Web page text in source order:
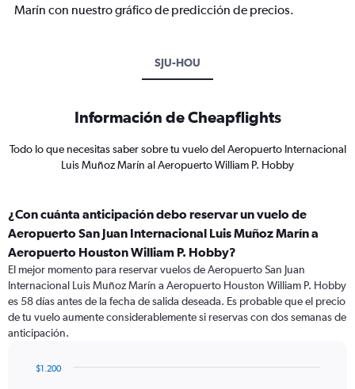
Marín con nuestro gráfico de predicción de precios.
SJU-HOU
Información de Cheapflights
Todo lo que necesitas saber sobre tu vuelo del Aeropuerto Internacional
Luis Muñoz Marín al Aeropuerto William P. Hobby
¿Con cuánta anticipación debo reservar un vuelo de
Aeropuerto San Juan Internacional Luis Muñoz Marín a
Aeropuerto Houston William P. Hobby?
El mejor momento para reservar vuelos de Aeropuerto San Juan
Internacional Luis Muñoz Marín a Aeropuerto Houston William P. Hobby
es 58 días antes de la fecha de salida deseada. Es probable que el precio
de tu vuelo aumente considerablemente si reservas con dos semanas de
anticipación.
$1.200